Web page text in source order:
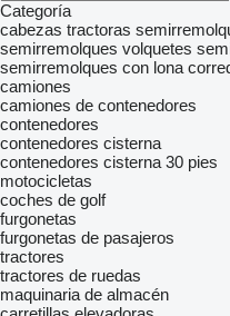
Categoría
cabezas tractoras
semirremolques volquetes
semirremolques con lona
camiones
camiones de contenedores
contenedores
contenedores cisterna
contenedores cisterna 30 pies
motocicletas
coches de golf
furgonetas
furgonetas de pasajeros
tractores
tractores de ruedas
maquinaria de almacén